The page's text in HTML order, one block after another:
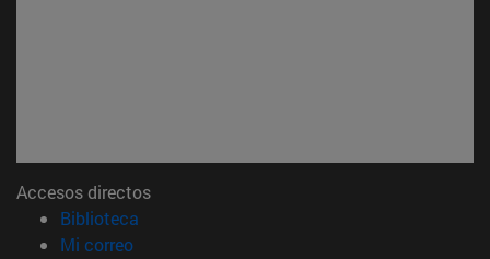
Accesos directos
Biblioteca
Mi correo(abre en nueva ventana)